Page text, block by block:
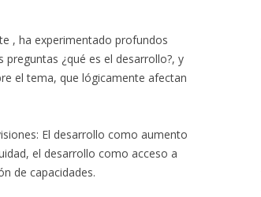
, ha experimentado profundos
¿qué es el desarrollo?, y
el tema, que lógicamente afectan
El desarrollo como aumento
el desarrollo como acceso a
de capacidades.